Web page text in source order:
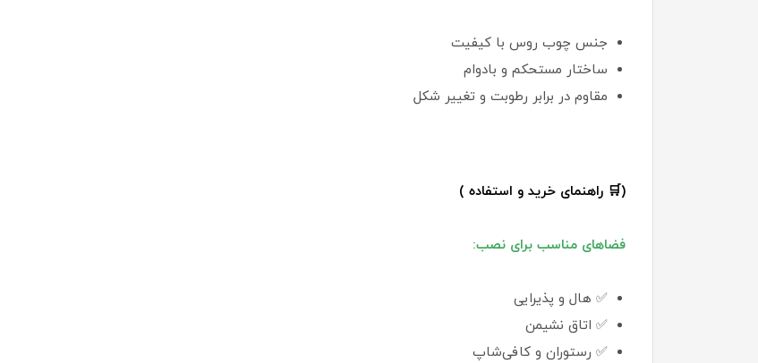
جنس چوب روس با کیفیت
ساختار مستحکم و بادوام
مقاوم در برابر رطوبت و تغییر شکل
(🛒 راهنمای خرید و استفاده )
فضاهای مناسب برای نصب:
✅ هال و پذیرایی
✅ اتاق نشیمن
✅ رستوران و کافی‌شاپ